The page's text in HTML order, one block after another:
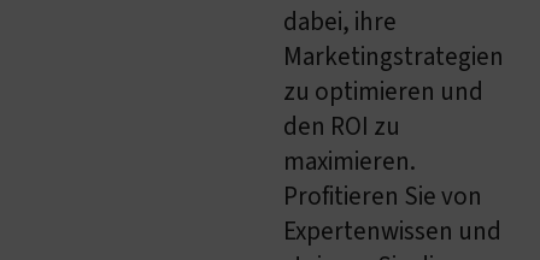
dabei, ihre
Marketingstrategien
zu optimieren und
den ROI zu
maximieren.
Profitieren Sie von
Expertenwissen und